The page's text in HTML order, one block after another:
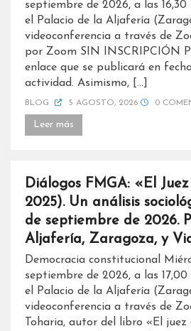
septiembre de 2026, a las 16,30
el Palacio de la Aljafería
videoconferencia a través de
por Zoom SIN INSCRIPCIÓN
enlace que se publicará en
actividad. Asimismo, […]
BLOG 5 AGOSTO, 2026 0
Leer más
Diálogos FMGA: «El
2025). Un análisis
de septiembre de 2026.
Aljafería, Zaragoza, y
Democracia constitucional
septiembre de 2026, a las
el Palacio de la Aljafería
videoconferencia a través de
Toharia, autor del libro «El juez